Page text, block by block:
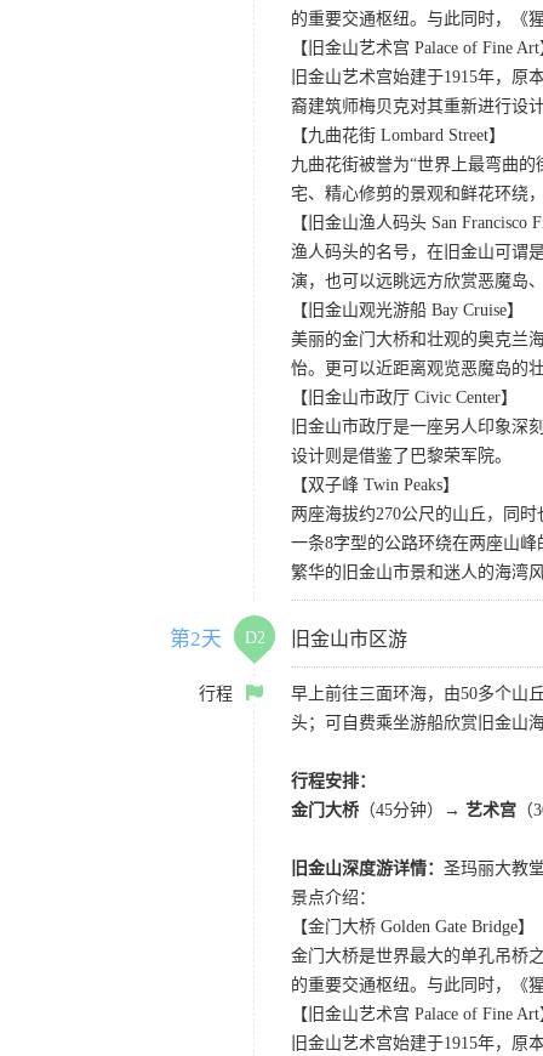
的重要交通枢纽。与此同时，《
【旧金山艺术宫 Palace of Fine
旧金山艺术宫始建于1915年，
裔建筑师梅贝克对其重新进行设
【九曲花街 Lombard Street】
九曲花街被誉为“世界上最弯曲
宅、精心修剪的景观和鲜花环绕
【旧金山渔人码头 San Francisco
渔人码头的名号，在旧金山可谓
演，也可以远眺远方欣赏恶魔岛
【旧金山观光游船 Bay Cruise】
美丽的金门大桥和壮观的奥克兰
怡。更可以近距离观览恶魔岛的
【旧金山市政厅 Civic Center】
旧金山市政厅是一座另人印象深
设计则是借鉴了巴黎荣军院。
【双子峰 Twin Peaks】
两座海拔约270公尺的山丘，同
一条8字型的公路环绕在两座山
繁华的旧金山市景和迷人的海湾
第2天 D2 旧金山市区游
行程
早上前往三面环海，由50多个山
头；可自费乘坐游船欣赏旧金山
行程安排：
金门大桥 （45分钟）→ 艺术宫
旧金山深度游详情： 圣玛丽大教
景点介绍：
【金门大桥 Golden Gate Bridge】
金门大桥是世界最大的单孔吊桥
的重要交通枢纽。与此同时，《
【旧金山艺术宫 Palace of Fine
旧金山艺术宫始建于1915年，